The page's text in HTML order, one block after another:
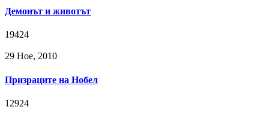
Демонът и животът
19424
29 Ное, 2010
Призраците на Нобел
12924